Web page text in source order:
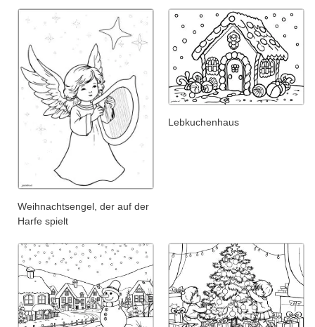
Weihnachtsengel, der auf der
Harfe spielt
Lebkuchenhaus